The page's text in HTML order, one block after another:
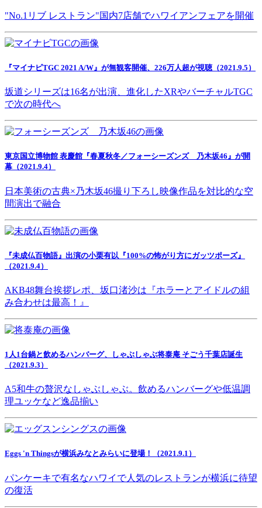
"No.1リブ レストラン"国内7店舗でハワイアンフェアを開催
『マイナビTGC 2021 A/W』が無観客開催、226万人超が視聴（2021.9.5）
坂道シリーズは16名が出演、進化したXRやバーチャルTGC
で次の時代へ
東京国立博物館 表慶館『春夏秋冬／フォーシーズンズ 乃木坂46』が開
幕（2021.9.4）
日本美術の古典×乃木坂46撮り下ろし映像作品を対比的な空
間演出で融合
『未成仏百物語』出演の小栗有以『100%の怖がり方にガッツポーズ』
（2021.9.4）
AKB48舞台挨拶レポ、坂口渚沙は『ホラーとアイドルの組
み合わせは最高！』
1人1台鍋と飲めるハンバーグ、しゃぶしゃぶ将泰庵 そごう千葉店誕生
（2021.9.3）
A5和牛の贅沢なしゃぶしゃぶ。飲めるハンバーグや低温調
理ユッケなど逸品揃い
Eggs 'n Thingsが横浜みなとみらいに登場！（2021.9.1）
パンケーキで有名なハワイで人気のレストランが横浜に待望
の復活